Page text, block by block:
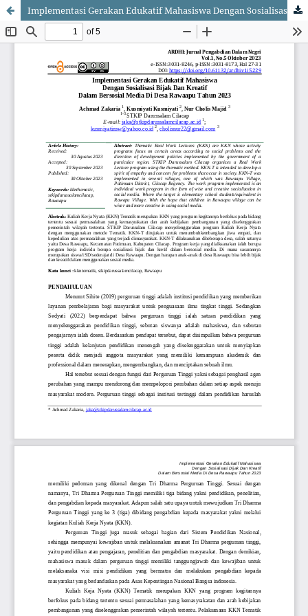
Implementasi Gerakan Edukatif Mahasiswa Dengan Sosialisasi Bijak Dan Kreatif Dalam Bersosial Media Di Desa Rawaapu Tahun 2023